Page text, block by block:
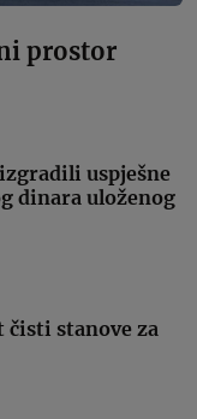
prostor
uspješne
dinara uloženog
stanove za